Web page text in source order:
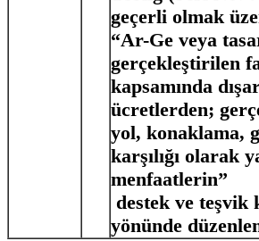
geçerli olmak
“Ar-Ge veya
gerçekleştirilen
kapsamında
ücretlerden;
yol, konaklama,
karşılığı olarak
menfaatlerin”
destek ve teşvik
yönünde